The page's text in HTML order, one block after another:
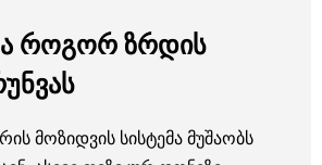
როგორ ზრდის
მოზიდვის სისტემა მუშაობს